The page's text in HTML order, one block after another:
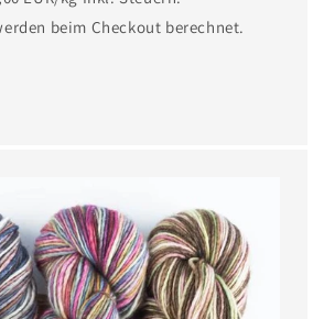
beim Checkout berechnet.